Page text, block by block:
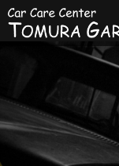
content